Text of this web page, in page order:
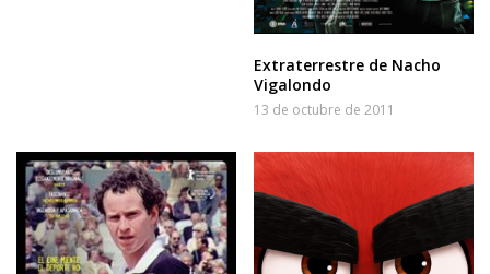
Extraterrestre de Nacho
Vigalondo
13 de octubre de 2011